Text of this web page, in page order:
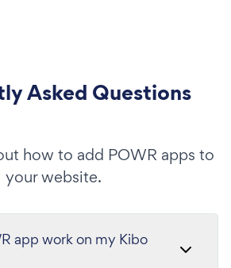
Asked Questions
how to add POWR apps to
your website.
app work on my Kibo